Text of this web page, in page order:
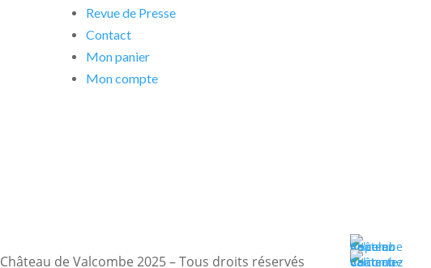
Revue de Presse
Contact
Mon panier
Mon compte
Château de Valcombe 2025 – Tous droits réservés